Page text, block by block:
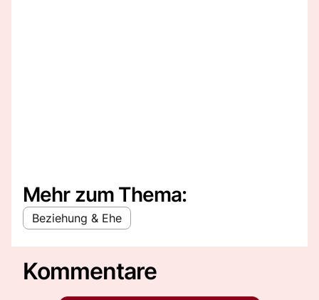
Mehr zum Thema:
Beziehung & Ehe
Kommentare